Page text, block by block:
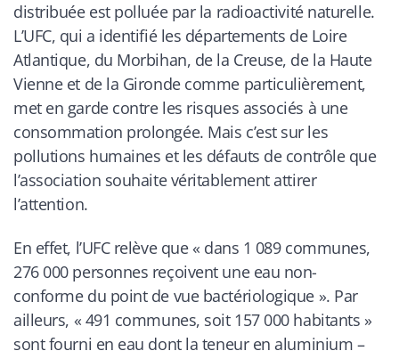
distribuée est polluée par la radioactivité naturelle.
L’UFC, qui a identifié les départements de Loire
Atlantique, du Morbihan, de la Creuse, de la Haute
Vienne et de la Gironde comme particulièrement,
met en garde contre les risques associés à une
consommation prolongée. Mais c’est sur les
pollutions humaines et les défauts de contrôle que
l’association souhaite véritablement attirer
l’attention.
En effet, l’UFC relève que « dans 1 089 communes,
276 000 personnes reçoivent une eau non-
conforme du point de vue bactériologique ». Par
ailleurs, « 491 communes, soit 157 000 habitants »
sont fourni en eau dont la teneur en aluminium –